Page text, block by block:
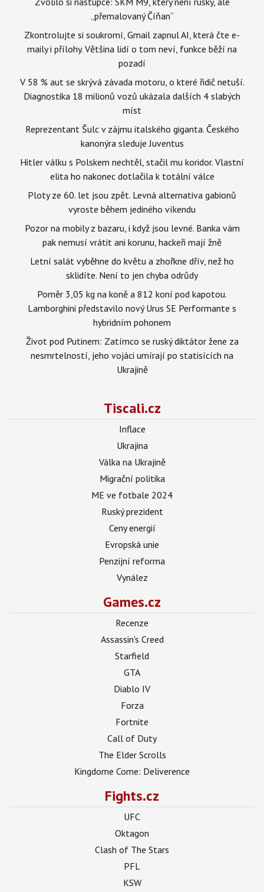
„přemalovaný Číňan“
Zkontrolujte si soukromí, Gmail zapnul AI, která čte e-
maily i přílohy. Většina lidí o tom neví, funkce běží na
pozadí
V 58 % aut se skrývá závada motoru, o které řidič netuší.
Diagnostika 18 milionů vozů ukázala dalších 4 slabých
míst
Reprezentant Šulc v zájmu italského giganta. Českého
kanonýra sleduje Juventus
Hitler válku s Polskem nechtěl, stačil mu koridor. Vlastní
elita ho nakonec dotlačila k totální válce
Ploty ze 60. let jsou zpět. Levná alternativa gabionů
vyroste během jediného víkendu
Pozor na mobily z bazaru, i když jsou levné. Banka vám
pak nemusí vrátit ani korunu, hackeři mají žně
Letní salát vyběhne do květu a zhořkne dřív, než ho
sklidíte. Není to jen chyba odrůdy
Poměr 3,05 kg na koně a 812 koní pod kapotou.
Lamborghini představilo nový Urus SE Performante s
hybridním pohonem
Život pod Putinem: Zatímco se ruský diktátor žene za
nesmrtelností, jeho vojáci umírají po statisících na
Ukrajině
Tiscali.cz
Inflace
Ukrajina
Válka na Ukrajině
Migrační politika
ME ve fotbale 2024
Ruský prezident
Ceny energií
Evropská unie
Penzijní reforma
Vynález
Games.cz
Recenze
Assassin's Creed
Starfield
GTA
Diablo IV
Forza
Fortnite
Call of Duty
The Elder Scrolls
Kingdome Come: Deliverence
Fights.cz
UFC
Oktagon
Clash of The Stars
PFL
KSW